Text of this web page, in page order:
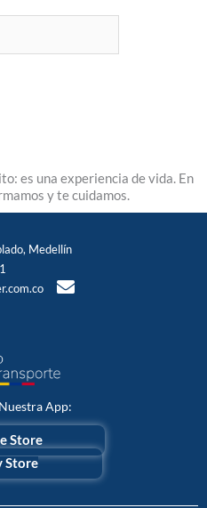
es una experiencia de vida. En
y te cuidamos.
Medellín
App:
Store
Store